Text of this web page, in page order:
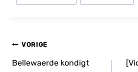
tags:
Bericht
navigatie
VORIGE
Bellewaerde kondigt